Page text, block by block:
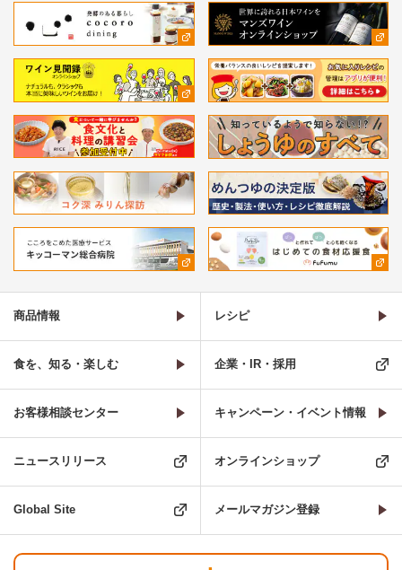
商品情報 レシピ
食を、知る・楽しむ 企業・IR・採用
お客様相談センター キャンペーン・イベント情報
ニュースリリース オンラインショップ
Global Site メールマガジン登録